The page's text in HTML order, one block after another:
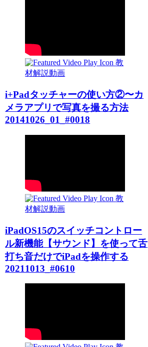
教
材解説動画
i+Padタッチャーの使い方②〜カ
メラアプリで写真を撮る方法
20141026_01_#0018
教
材解説動画
iPadOS15のスイッチコントロー
ル新機能【サウンド】を使って舌
打ち音だけでiPadを操作する
20211013_#0610